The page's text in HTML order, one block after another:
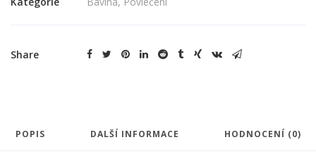
Share
POPIS DALŠÍ INFORMACE HODNOCENÍ (0)